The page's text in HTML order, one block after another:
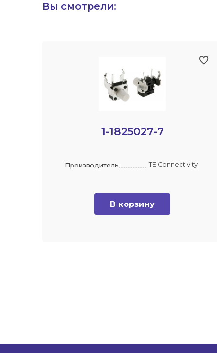
Вы смотрели:
1-1825027-7
Производитель TE Connectivity
В корзину